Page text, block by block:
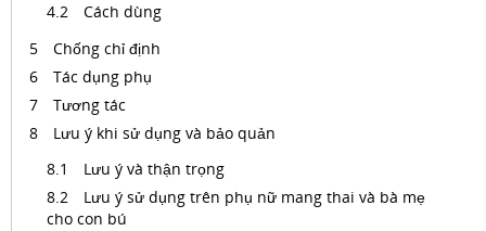
Cách dùng
Chống chỉ định
Tác dụng phụ
Tương tác
Lưu ý khi sử dụng và bảo quản
Lưu ý và thận trọng
Lưu ý sử dụng trên phụ nữ mang thai và bà mẹ
cho con bú